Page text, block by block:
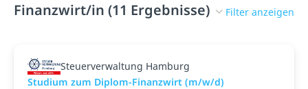
Finanzwirt/in (11 Ergebnisse) Filter anzeigen
Steuerverwaltung Hamburg
Studium zum Diplom-Finanzwirt (m/w/d)